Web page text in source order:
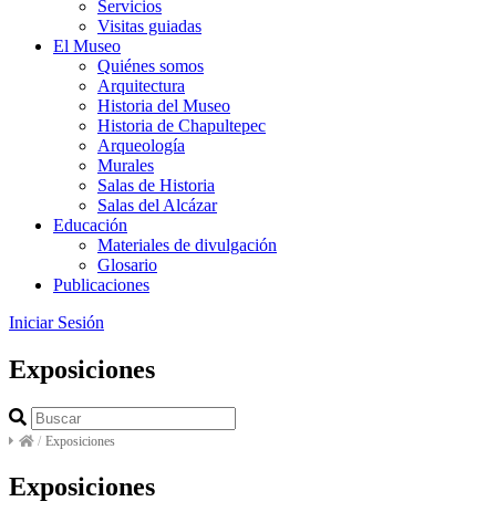
Servicios
Visitas guiadas
El Museo
Quiénes somos
Arquitectura
Historia del Museo
Historia de Chapultepec
Arqueología
Murales
Salas de Historia
Salas del Alcázar
Educación
Materiales de divulgación
Glosario
Publicaciones
Iniciar Sesión
Exposiciones
/ Exposiciones
Exposiciones